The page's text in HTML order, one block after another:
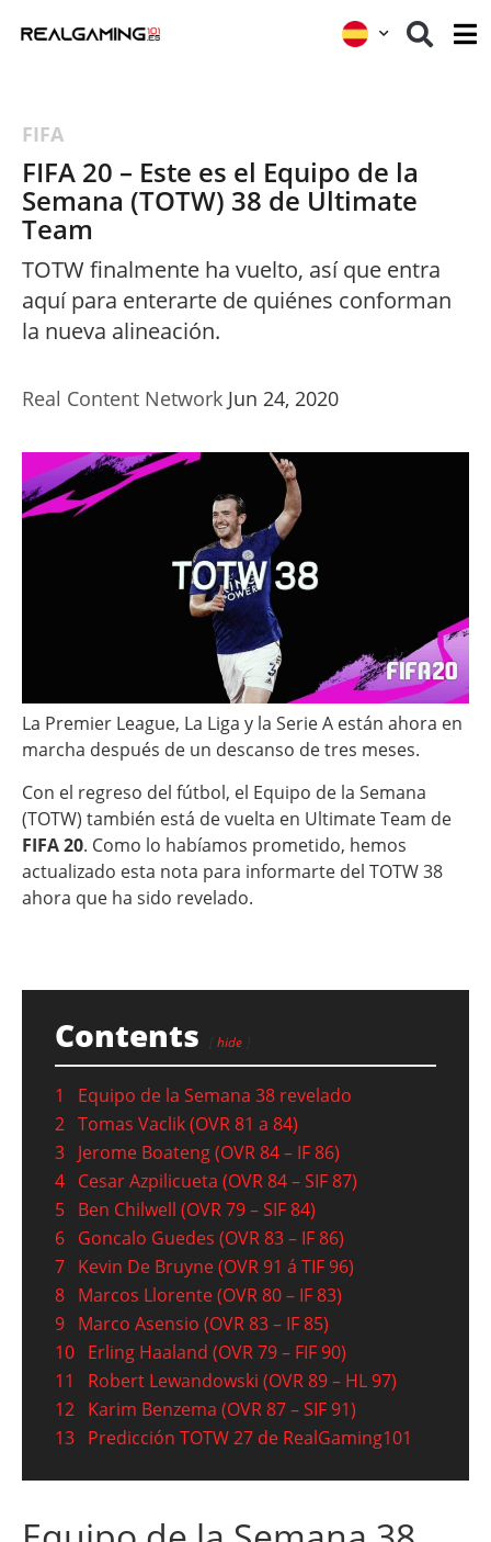
FIFA
FIFA 20 – Este es el Equipo de la
Semana (TOTW) 38 de Ultimate
Team
TOTW finalmente ha vuelto, así que entra
aquí para enterarte de quiénes conforman
la nueva alineación.
Real Content Network Jun 24, 2020
La Premier League, La Liga y la Serie A están ahora en
marcha después de un descanso de tres meses.
Con el regreso del fútbol, el Equipo de la Semana
(TOTW) también está de vuelta en Ultimate Team de
FIFA 20. Como lo habíamos prometido, hemos
actualizado esta nota para informarte del TOTW 38
ahora que ha sido revelado.
Contents hide
1
Equipo de la Semana 38 revelado
2 Tomas Vaclik (OVR 81 a 84)
3 Jerome Boateng (OVR 84 – IF 86)
4 Cesar Azpilicueta (OVR 84 – SIF 87)
5 Ben Chilwell (OVR 79 – SIF 84)
6 Goncalo Guedes (OVR 83 – IF 86)
7 Kevin De Bruyne (OVR 91 á TIF 96)
8 Marcos Llorente (OVR 80 – IF 83)
9 Marco Asensio (OVR 83 – IF 85)
10 Erling Haaland (OVR 79 – FIF 90)
11
Robert Lewandowski (OVR 89 – HL 97)
12 Karim Benzema (OVR 87 – SIF 91)
13 Predicción TOTW 27 de RealGaming101